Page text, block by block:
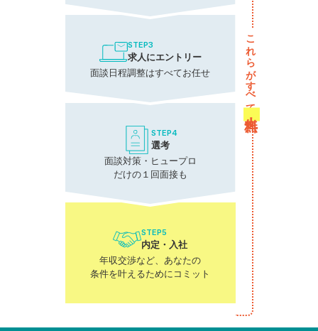
STEP3
求人にエントリー
面談日程調整はすべてお任せ
STEP4
選考
面談対策・ヒュープロ
だけの１回面接も
STEP5
内定・入社
年収交渉など、あなたの
条件を叶えるためにコミット
これらがすべて
無料！